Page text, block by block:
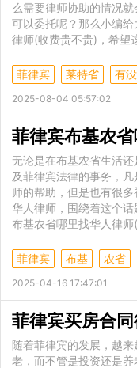
么需要律师协助的情况
可以委托呢？那么小编
律师(收费贵不贵)，希望
菲律宾 莱特省 有
2025-08-04 05:57:02
菲律宾布基农
无论是在布基农省生活
及菲律宾法律的事务，
师的帮助，但是也有很
华人律师，围绕着这个
布基农省哪里找华人律师
菲律宾 布基 农省
2025-04-16 17:47:01
菲律宾买房合
随着菲律宾的发展，越
老，而不管是投资还是